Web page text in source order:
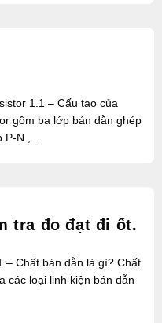
1.1 – Cấu tạo của
gồm ba lớp bán dẫn ghép
P-N ,...
tra đo đạt đi ốt.
– Chất bán dẫn là gì? Chất
các loại linh kiện bán dẫn